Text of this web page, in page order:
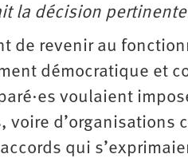
la décision
de revenir au
démocratique et
voulaient
d’organisations
qui